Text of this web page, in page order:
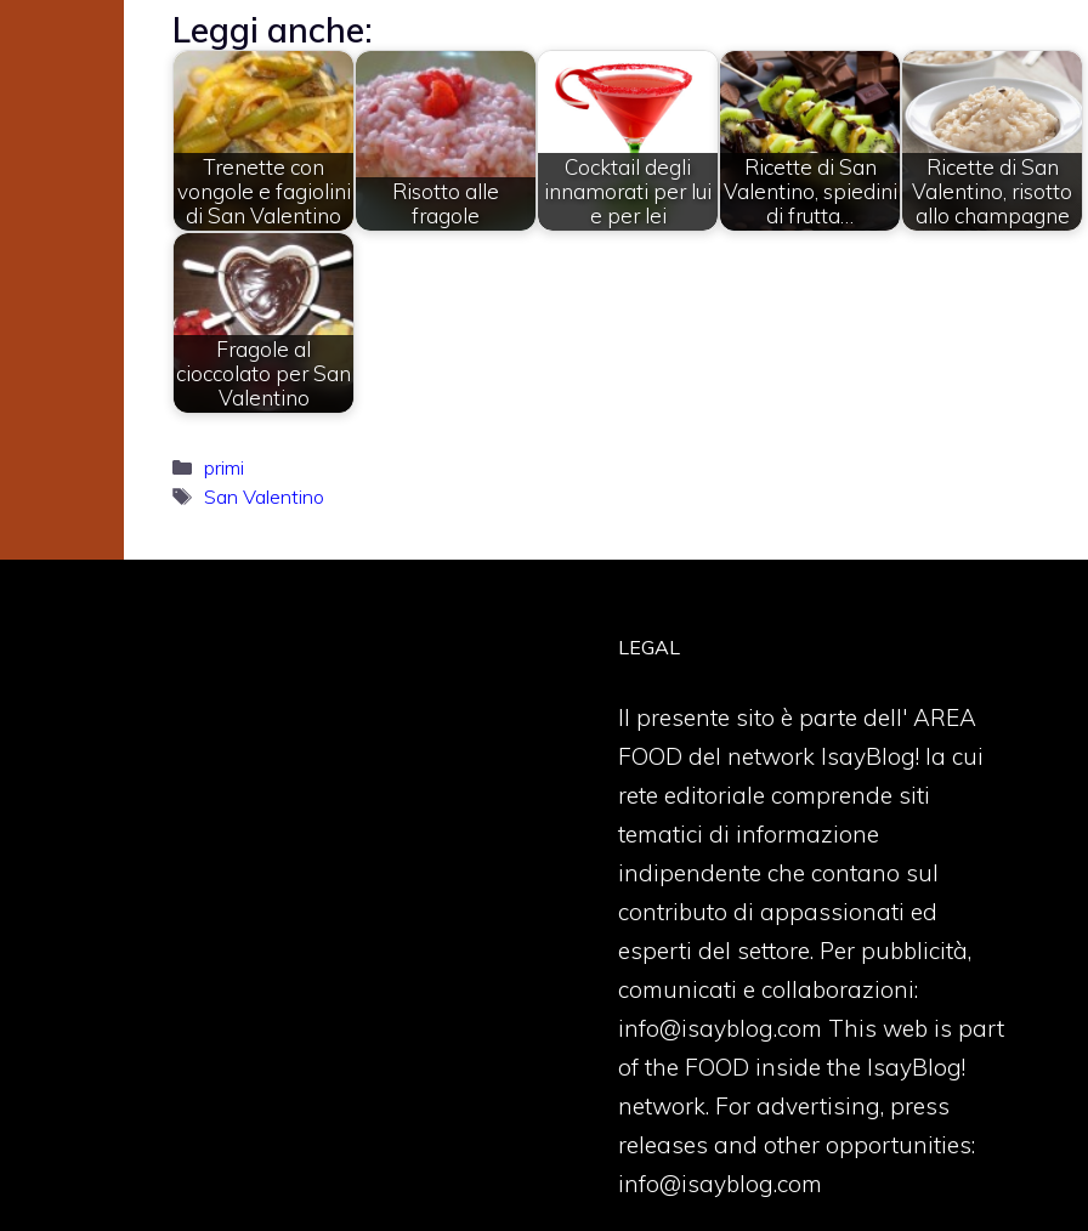
Leggi anche:
Trenette con
vongole e fagiolini
di San Valentino
Risotto alle
fragole
Cocktail degli
innamorati per lui
e per lei
Ricette di San
Valentino, spiedini
di frutta…
Ricette di San
Valentino, risotto
allo champagne
Fragole al
cioccolato per San
Valentino
Categorie
primi
Tag
San Valentino
LEGAL
Il presente sito è parte dell' AREA
FOOD del network IsayBlog! la cui
rete editoriale comprende siti
tematici di informazione
indipendente che contano sul
contributo di appassionati ed
esperti del settore. Per pubblicità,
comunicati e collaborazioni:
info@isayblog.com This web is part
of the FOOD inside the IsayBlog!
network. For advertising, press
releases and other opportunities:
info@isayblog.com